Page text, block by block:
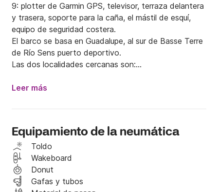
9: plotter de Garmin GPS, televisor, terraza delantera
y trasera, soporte para la caña, el mástil de esquí,
equipo de seguridad costera.
El barco se basa en Guadalupe, al sur de Basse Terre
de Río Sens puerto deportivo.
Las dos localidades cercanas son:
El archipiélago de Les Saintes clasificados como una
de 30 minutos.
La costa de sotavento:
Navegue hacia la reserva Cousteau (30 minutos de
navegación).
La vela para parte de la pesca o para ver cetáceos.
Los cachalotes y delfines están presentes todo el
Leer más
Equipamiento de la neumática
Toldo
Wakeboard
Donut
Gafas y tubos